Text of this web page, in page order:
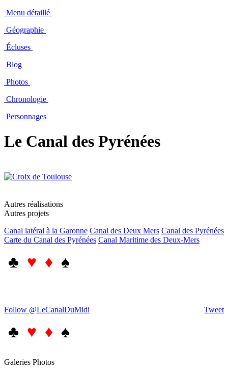
Menu détaillé
Géographie
Écluses
Blog
Photos
Chronologie
Personnages
Le Canal des Pyrénées
Autres réalisations
Autres projets
Canal latéral à la Garonne Canal des Deux Mers Canal des Pyrénées
Carte du Canal des Pyrénées Canal Maritime des Deux-Mers
♣ ♥ ♦ ♠
Tweet
Follow @LeCanalDuMidi
♣ ♥ ♦ ♠
Galeries Photos